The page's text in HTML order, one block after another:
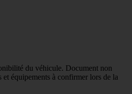
du véhicule. Document non
et équipements à confirmer lors de la